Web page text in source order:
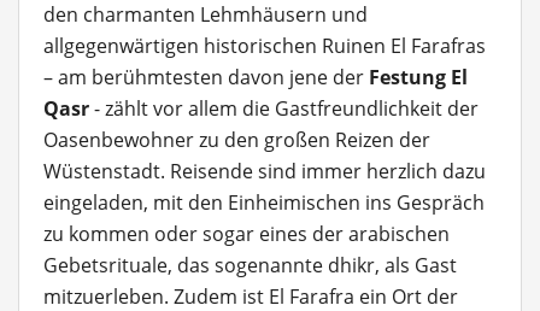
den charmanten Lehmhäusern und
allgegenwärtigen historischen Ruinen El Farafras
– am berühmtesten davon jene der Festung El
Qasr- zählt vor allem die Gastfreundlichkeit der
Oasenbewohner zu den großen Reizen der
Wüstenstadt. Reisende sind immer herzlich dazu
eingeladen, mit den Einheimischen ins Gespräch
zu kommen oder sogar eines der arabischen
Gebetsrituale, das sogenannte dhikr, als Gast
mitzuerleben. Zudem ist El Farafra ein Ort der